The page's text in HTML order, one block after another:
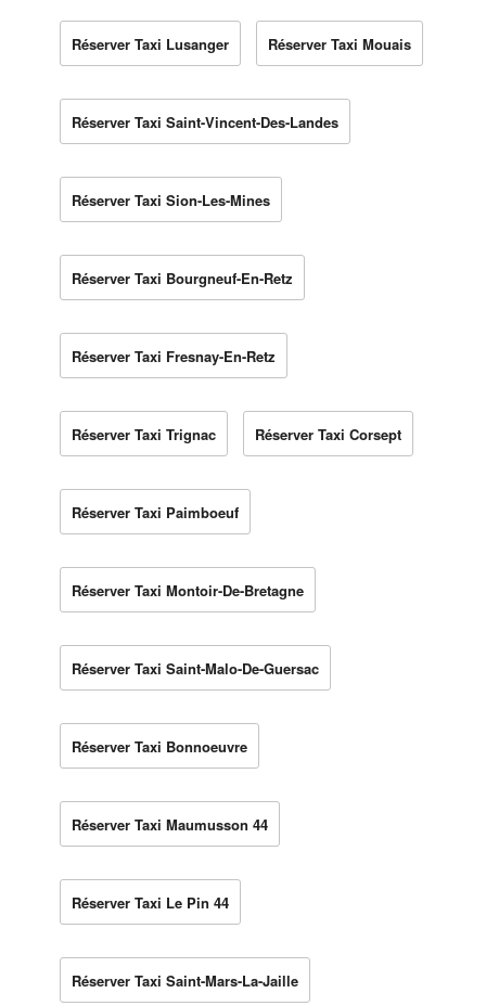
Réserver Taxi Lusanger Réserver Taxi Mouais
Réserver Taxi Saint-Vincent-Des-Landes
Réserver Taxi Sion-Les-Mines
Réserver Taxi Bourgneuf-En-Retz
Réserver Taxi Fresnay-En-Retz
Réserver Taxi Trignac Réserver Taxi Corsept
Réserver Taxi Paimboeuf
Réserver Taxi Montoir-De-Bretagne
Réserver Taxi Saint-Malo-De-Guersac
Réserver Taxi Bonnoeuvre
Réserver Taxi Maumusson 44
Réserver Taxi Le Pin 44
Réserver Taxi Saint-Mars-La-Jaille